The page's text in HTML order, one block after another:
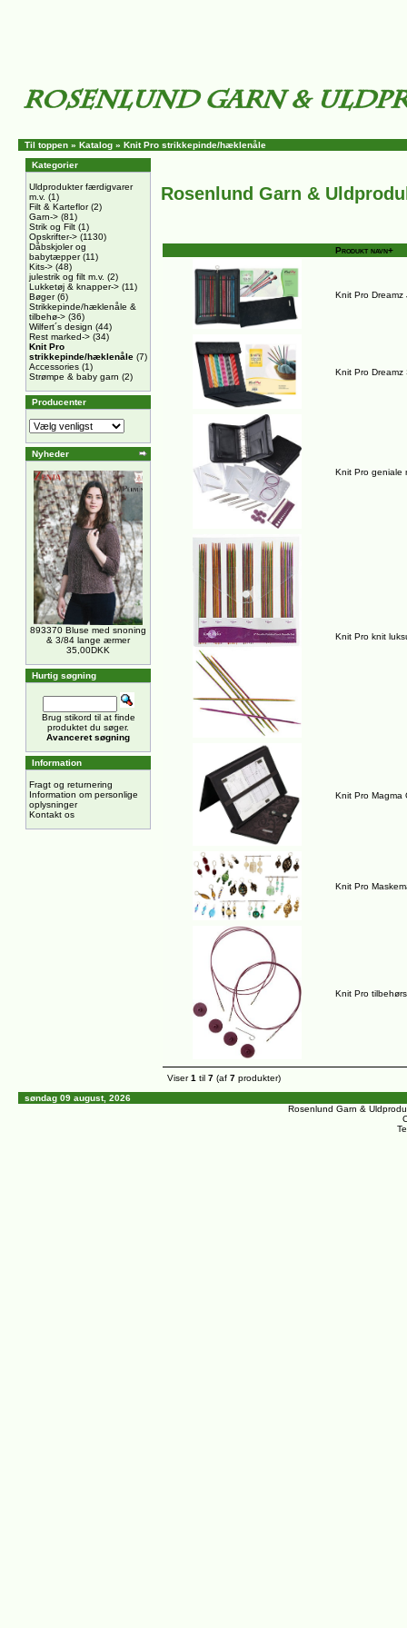
Til toppen » Katalog » Knit Pro strikkepinde/hæklenåle
Kategorier
Uldprodukter færdigvarer
m.v. (1)
Filt & Karteflor(2)
Garn-> (81)
Strik og Filt (1)
Opskrifter-> (1130)
Dåbskjoler og
babytæpper(11)
Kits-> (48)
julestrik og filt m.v. (2)
Lukketøj & knapper-> (11)
Bøger(6)
Strikkepinde/hæklenåle &
tilbehø-> (36)
Wilfert´s design (44)
Rest marked-> (34)
Knit Pro
strikkepinde/hæklenåle (7)
Accessories (1)
Strømpe & baby garn (2)
Producenter
Nyheder
893370 Bluse med snoning
& 3/84 lange ærmer
35,00DKK
Hurtig søgning
Brug stikord til at finde
produktet du søger.
Avanceret søgning
Information
Fragt og returnering
Information om personlige
oplysninger
Kontakt os
Rosenlund Garn &
Produkt navn+
Knit Pro
Knit Pro
Knit Pro geniale
Knit Pro knit
Knit Pro Magma
Knit Pro
Knit Pro
Viser1 til 7 (af 7 produkter)
søndag 09 august, 2026
Rosenlund Garn &